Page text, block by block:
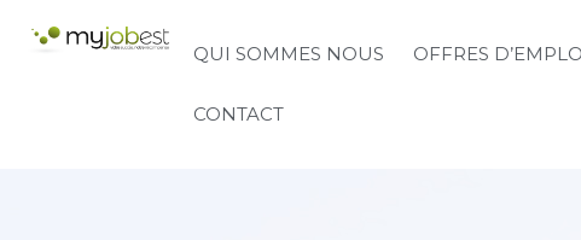
QUI SOMMES NOUS OFFRES
CONTACT